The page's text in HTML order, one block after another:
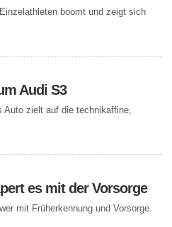
boomt und zeigt sich
Audi S3
zielt auf die technikaffine,
es mit der Vorsorge
mit Früherkennung und Vorsorge.